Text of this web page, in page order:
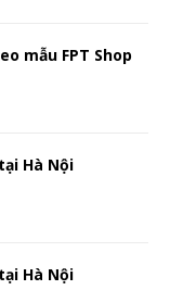
mẫu FPT Shop
Hà Nội
Hà Nội